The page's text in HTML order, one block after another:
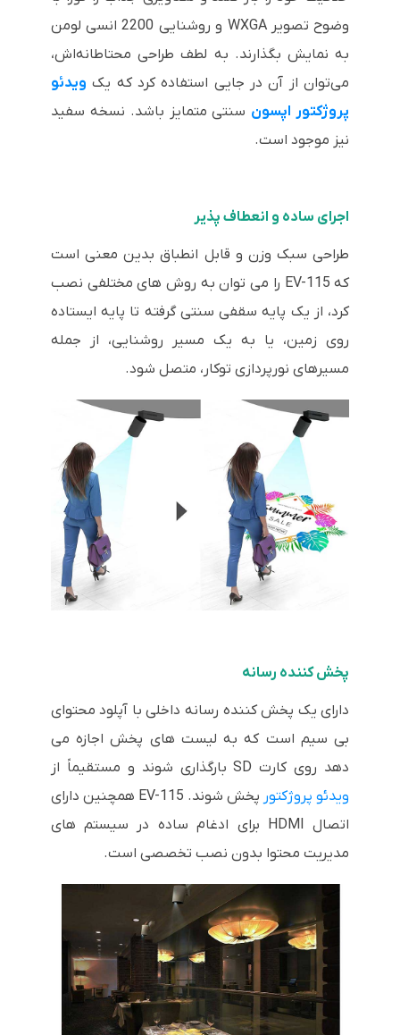
وضوح تصویر WXGA و روشنایی 2200 انسی لومن
به نمایش بگذارند. به لطف طراحی محتاطانه‌اش،
می‌توان از آن در جایی استفاده کرد که یک ویدئو
پروژکتور اپسون سنتی متمایز باشد. نسخه سفید
نیز موجود است.
اجرای ساده و انعطاف پذیر
طراحی سبک وزن و قابل انطباق بدین معنی است
که EV-115 را می توان به روش های مختلفی نصب
کرد، از یک پایه سقفی سنتی گرفته تا پایه ایستاده
روی زمین، یا به یک مسیر روشنایی، از جمله
مسیرهای نورپردازی توکار، متصل شود.
پخش کننده رسانه
دارای یک پخش کننده رسانه داخلی با آپلود محتوای
بی سیم است که به لیست های پخش اجازه می
دهد روی کارت SD بارگذاری شوند و مستقیماً از
ویدئو پروژکتور
پخش شوند. EV-115 همچنین دارای
اتصال HDMI برای ادغام ساده در سیستم های
مدیریت محتوا بدون نصب تخصصی است.